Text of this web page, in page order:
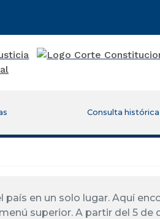
Consulta histórica
en un solo lugar. Aquí
superior. A partir del 5